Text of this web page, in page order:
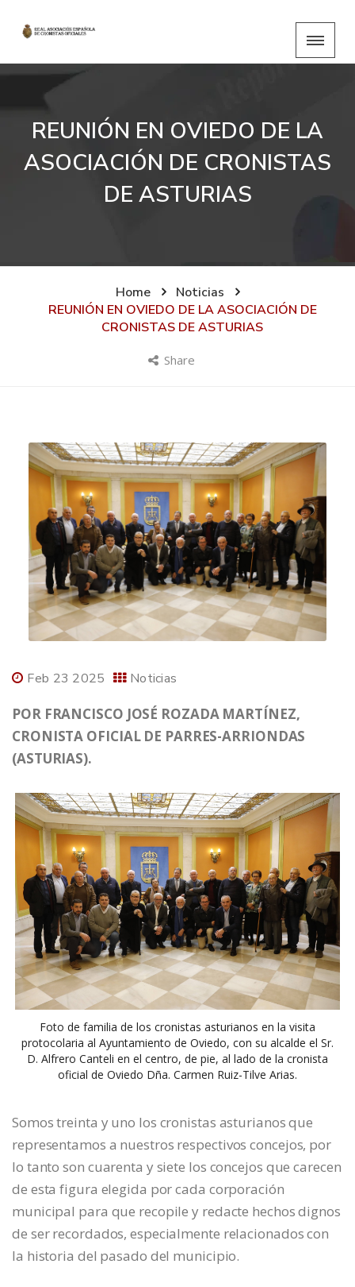
REUNIÓN EN OVIEDO DE LA
ASOCIACIÓN DE CRONISTAS
DE ASTURIAS
Home
Noticias
REUNIÓN EN OVIEDO DE LA ASOCIACIÓN DE
CRONISTAS DE ASTURIAS
Share
Feb 23 2025 Noticias
POR FRANCISCO JOSÉ ROZADA MARTÍNEZ,
CRONISTA OFICIAL DE PARRES-ARRIONDAS
(ASTURIAS).
Foto de familia de los cronistas asturianos en la visita
protocolaria al Ayuntamiento de Oviedo, con su alcalde el Sr.
D. Alfrero Canteli en el centro, de pie, al lado de la cronista
oficial de Oviedo Dña. Carmen Ruiz-Tilve Arias.
Somos treinta y uno los cronistas asturianos que
representamos a nuestros respectivos concejos, por
lo tanto son cuarenta y siete los concejos que carecen
de esta figura elegida por cada corporación
municipal para que recopile y redacte hechos dignos
de ser recordados, especialmente relacionados con
la historia del pasado del municipio.